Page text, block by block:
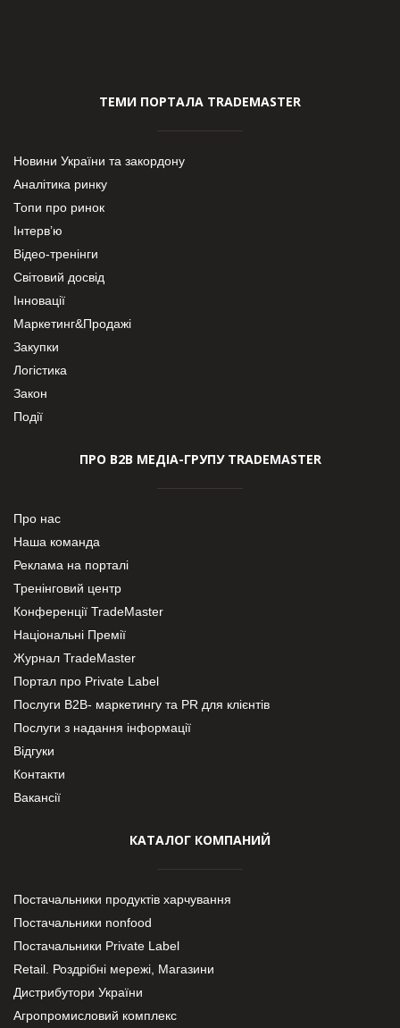
ТЕМИ ПОРТАЛА TRADEMASTER
Новини України та закордону
Аналітика ринку
Топи про ринок
Інтерв’ю
Відео-тренінги
Світовий досвід
Інновації
Маркетинг&Продажі
Закупки
Логістика
Закон
Події
ПРО В2В МЕДІА-ГРУПУ TRADEMASTER
Про нас
Наша команда
Реклама на порталі
Тренінговий центр
Конференції TradeMaster
Національні Премії
Журнал TradeMaster
Портал про Private Label
Послуги В2В- маркетингу та PR для клієнтів
Послуги з надання інформації
Відгуки
Контакти
Вакансії
КАТАЛОГ КОМПАНИЙ
Постачальники продуктів харчування
Постачальники nonfood
Постачальники Private Label
Retail. Роздрібні мережі, Магазини
Дистрибутори України
Агропромисловий комплекс